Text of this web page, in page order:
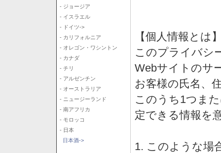
- ジョージア
- イスラエル
- ドイツ->
- カリフォルニア
- オレゴン・ワシントン
- カナダ
- チリ
- アルゼンチン
- オーストラリア
- ニュージーランド
- 南アフリカ
- モロッコ
- 日本
日本酒->
【個人情報とは
このプライバシ
Webサイトのサ
お客様の氏名、
このうち1つま
定できる情報を
1. このような場